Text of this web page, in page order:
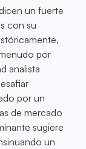
un fuerte
con su
por
analista
por un
de mercado
sugiere
un